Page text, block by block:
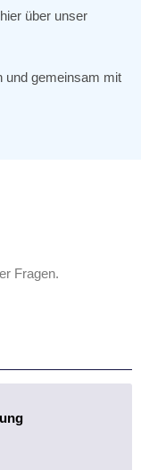
über unser
und gemeinsam mit
Fragen.